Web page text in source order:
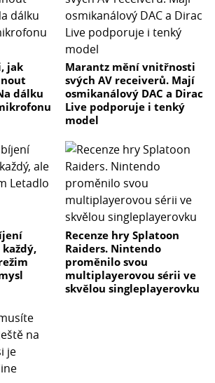
jak
dálku
Marantz mění vnitřnosti
svých AV receiverů. Mají
osmikanálový DAC a Dirac
Live podporuje i tenký
model
Recenze hry Splatoon
Raiders. Nintendo
proměnilo svou
multiplayerovou sérii ve
skvělou singleplayerovku